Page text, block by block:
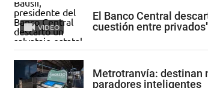
VIDEO
El Banco Central
cuestión entre privados"
Metrotranvía: destinan
paradores inteligentes